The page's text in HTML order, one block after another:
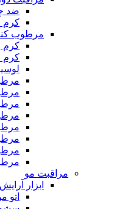
ضد
کرم
مرطوب
کرم
مراقبت مو
ابزار
اتو